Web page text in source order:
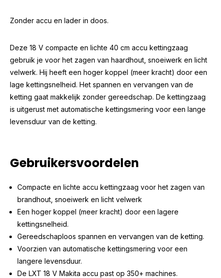
Zonder accu en lader in doos.
Deze 18 V compacte en lichte 40 cm accu kettingzaag
gebruik je voor het zagen van haardhout, snoeiwerk en licht
velwerk. Hij heeft een hoger koppel (meer kracht) door een
lage kettingsnelheid. Het spannen en vervangen van de
ketting gaat makkelijk zonder gereedschap. De kettingzaag
is uitgerust met automatische kettingsmering voor een lange
levensduur van de ketting.
Gebruikersvoordelen
Compacte en lichte accu kettingzaag voor het zagen van
brandhout, snoeiwerk en licht velwerk
Een hoger koppel (meer kracht) door een lagere
kettingsnelheid.
Gereedschaploos spannen en vervangen van de ketting.
Voorzien van automatische kettingsmering voor een
langere levensduur.
De LXT 18 V Makita accu past op 350+ machines.